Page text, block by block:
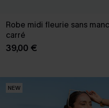
Robe midi fleurie sans
carré
39,00 €
NEW